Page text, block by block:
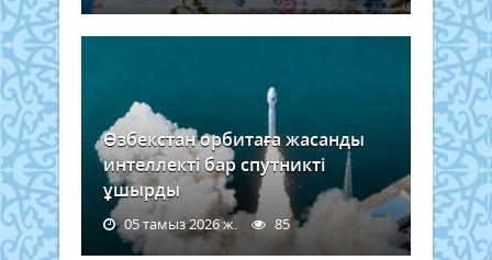
Өзбекстан орбитаға жасанды
интеллекті бар спутникті
ұшырды
05 тамыз 2026 ж. 85